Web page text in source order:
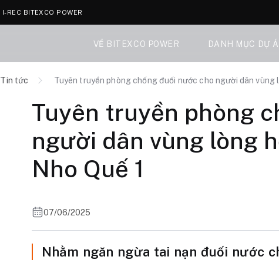
I-REC BITEXCO POWER
VỀ BITEXCO POWER DANH MỤC DỰ
Tin tức Tuyên truyền phòng chống đuối nước cho người dân vùng
Tuyên truyền phòng
người dân vùng lòng
Nho Quế 1
07/06/2025
Nhằm ngăn ngừa tai nạn đuối nước